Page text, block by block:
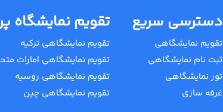
دسترسی سریع
تقویم نمایشگاهی
ثبت نام نمایشگاهی
تور نمایشگاهی
غرفه سازی
تقویم نمایشگاه
تقویم نمایشگاهی ترکیه
تقویم نمایشگاهی امارات
تقویم نمایشگاهی روسیه
تقویم نمایشگاهی چین